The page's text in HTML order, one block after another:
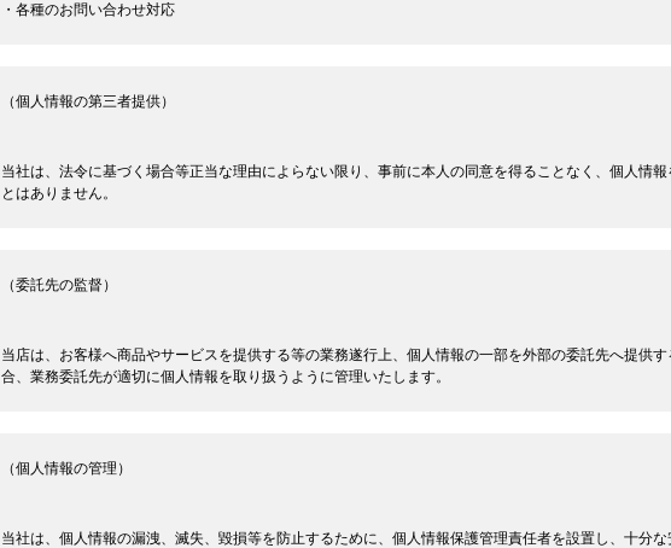
・各種のお問い合わせ対応
（個人情報の第三者提供）
当社は、法令に基づく場合等正当な理由によらない限り、事前に本人の同意を得ることなく、個人情
とはありません。
（委託先の監督）
当店は、お客様へ商品やサービスを提供する等の業務遂行上、個人情報の一部を外部の委託先へ提供
合、業務委託先が適切に個人情報を取り扱うように管理いたします。
（個人情報の管理）
当社は、個人情報の漏洩、滅失、毀損等を防止するために、個人情報保護管理責任者を設置し、十分